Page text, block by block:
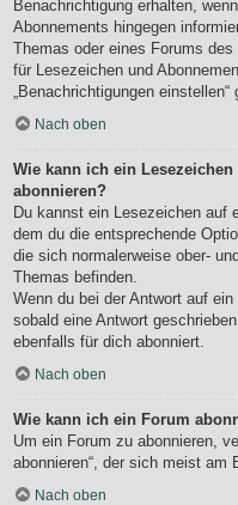
Benachrichtigung erhalten,
Abonnements hingegen
Themas oder eines Forums
für Lesezeichen und
„Benachrichtigungen einstellen“
Nach oben
Wie kann ich ein
abonnieren?
Du kannst ein Lesezeichen auf
dem du die entsprechende
die sich normalerweise ober-
Themas befinden.
Wenn du bei der Antwort auf
sobald eine Antwort
ebenfalls für dich abonniert.
Nach oben
Wie kann ich ein Forum
Um ein Forum zu abonnieren,
abonnieren“, der sich meist am
Nach oben